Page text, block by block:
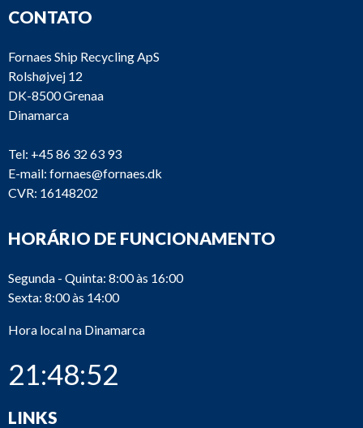
CONTATO
Fornaes Ship Recycling ApS
Rolshøjvej 12
DK-8500 Grenaa
Dinamarca
Tel: +45 86 32 63 93
E-mail: fornaes@fornaes.dk
CVR: 16148202
HORÁRIO DE FUNCIONAMENTO
Segunda - Quinta: 8:00 às 16:00
Sexta: 8:00 às 14:00
Hora local na Dinamarca
21:48:52
LINKS